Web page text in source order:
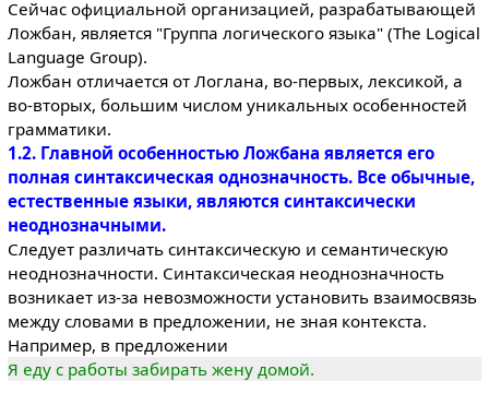
Сейчас официальной организацией, разрабатывающей
Ложбан, является "Группа логического языка" (The Logical
Language Group).
Ложбан отличается от Логлана, во-первых, лексикой, а
во-вторых, большим числом уникальных особенностей
грамматики.
1.2. Главной особенностью Ложбана является его
полная синтаксическая однозначность. Все обычные,
естественные языки, являются синтаксически
неоднозначными.
Следует различать синтаксическую и семантическую
неоднозначности. Синтаксическая неоднозначность
возникает из-за невозможности установить взаимосвязь
между словами в предложении, не зная контекста.
Например, в предложении
Я еду с работы забирать жену домой.